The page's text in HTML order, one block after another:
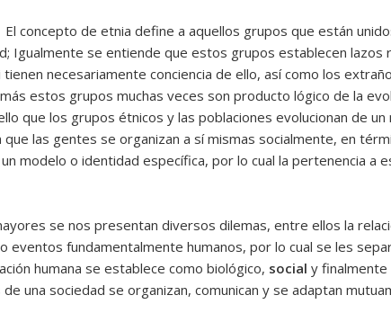
El concepto de etnia define a aquellos grupos que están
Igualmente se entiende que estos grupos establecen lazos
necesariamente conciencia de ello, así como los
estos grupos muchas veces son producto lógico de la
que los grupos étnicos y las poblaciones evolucionan de
las gentes se organizan a sí mismas socialmente, en
modelo o identidad específica, por lo cual la pertenencia a
se nos presentan diversos dilemas, entre ellos la
eventos fundamentalmente humanos, por lo cual se les
humana se establece como biológico, social y finalmente
una sociedad se organizan, comunican y se adaptan